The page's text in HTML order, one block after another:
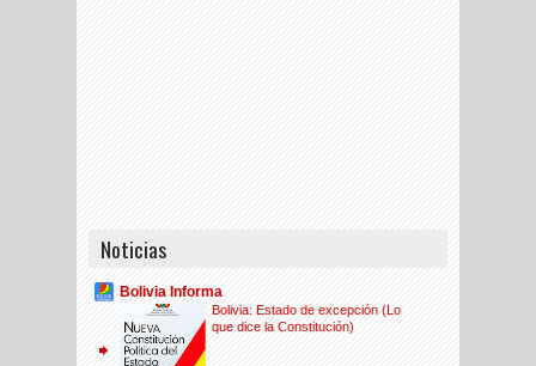
Noticias
Bolivia Informa
Bolivia: Estado de excepción (Lo
que dice la Constitución)